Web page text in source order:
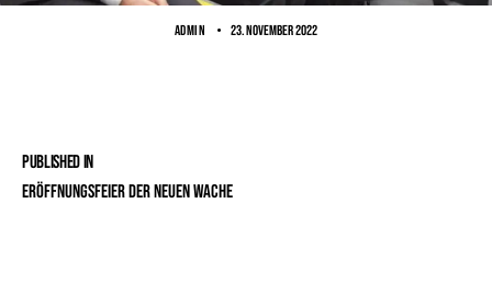
ADMIN 23. November 2022
Published in
Eröffnungsfeier der neuen Wache